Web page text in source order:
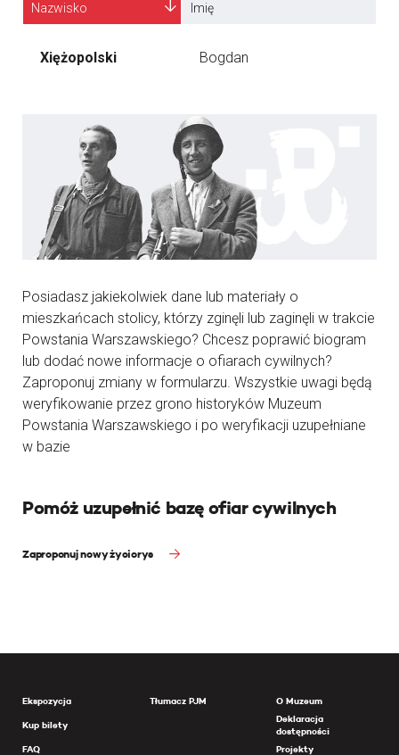
Nazwisko Imię
Xiężopolski Bogdan
Posiadasz jakiekolwiek dane lub materiały o
mieszkańcach stolicy, którzy zginęli lub zaginęli w trakcie
Powstania Warszawskiego? Chcesz poprawić biogram
lub dodać nowe informacje o ofiarach cywilnych?
Zaproponuj zmiany w formularzu. Wszystkie uwagi będą
weryfikowanie przez grono historyków Muzeum
Powstania Warszawskiego i po weryfikacji uzupełniane
w bazie
Pomóż uzupełnić bazę ofiar cywilnych
Zaproponuj nowy życiorys
Ekspozycja
Kup bilety
FAQ
Tłumacz PJM
O Muzeum
Deklaracja
dostępności
Projekty